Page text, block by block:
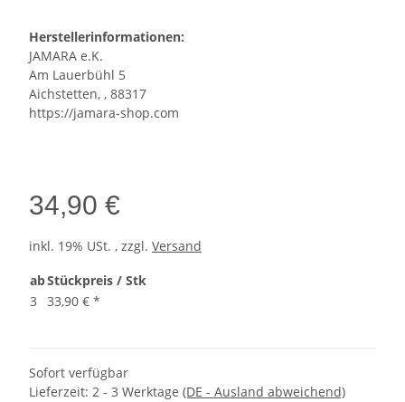
Herstellerinformationen:
JAMARA e.K.
Am Lauerbühl 5
Aichstetten, , 88317
https://jamara-shop.com
34,90 €
inkl. 19% USt. , zzgl. Versand
abStückpreis / Stk
3
33,90 € *
Sofort verfügbar
Lieferzeit: 2 - 3 Werktage (DE - Ausland abweichend)